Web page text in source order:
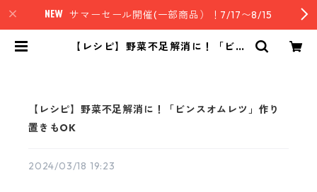
サマーセール開催(一部商品）！7/17〜8/15
【レシピ】野菜不足解消に！「ビン
【レシピ】野菜不足解消に！「ビンスオムレツ」作り
置きもOK
2024/03/18 19:23